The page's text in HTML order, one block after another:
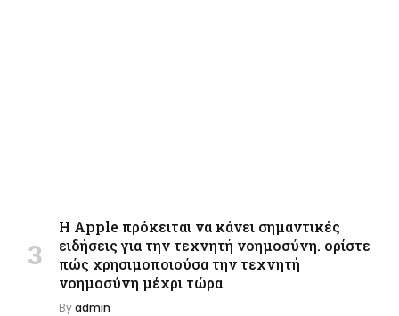
Η Apple πρόκειται να κάνει σημαντικές
ειδήσεις για την τεχνητή νοημοσύνη. ορίστε
πώς χρησιμοποιούσα την τεχνητή
νοημοσύνη μέχρι τώρα
Byadmin